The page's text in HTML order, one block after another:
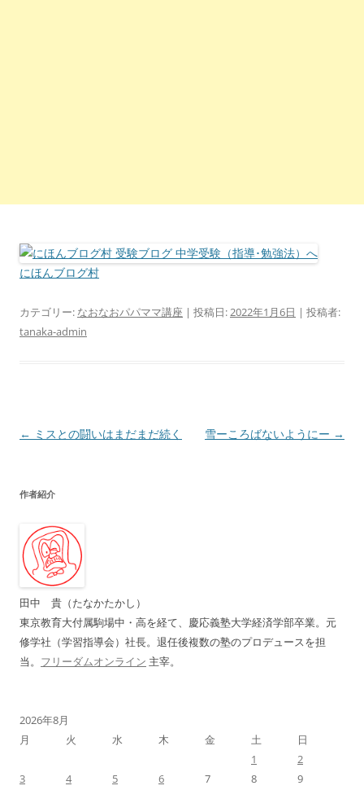
にほんブログ村
カテゴリー: なおなおパパママ講座 | 投稿日:2022年1月6日 | 投稿者:
tanaka-admin
投
ビ
ー
シ
ン
← ミスとの闘いはまだまだ続く 雪ーころばないようにー →
作者紹介
田中 貴（たなかたかし）
東京教育大付属駒場中・高を経て、慶応義塾大学経済学部卒業。元
修学社（学習指導会）社長。退任後複数の塾のプロデュースを担
当。 フリーダムオンライン 主宰。
2026年8月
月
火 水 木 金 土
日
1
2
3
4 5 6 7 8
9